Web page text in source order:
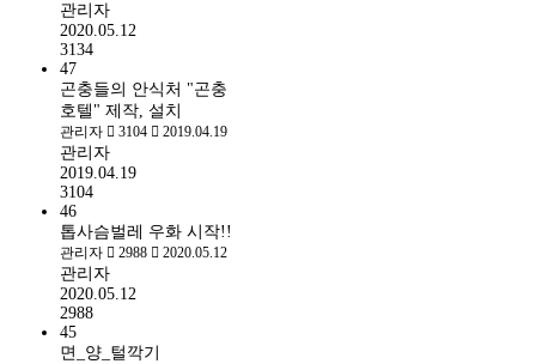
관리자
2020.05.12
3134
47
곤충들의 안식처 "곤충
호텔" 제작, 설치
관리자 3104 2019.04.19
관리자
2019.04.19
3104
46
톱사슴벌레 우화 시작!!
관리자 2988 2020.05.12
관리자
2020.05.12
2988
45
면_양_털깍기